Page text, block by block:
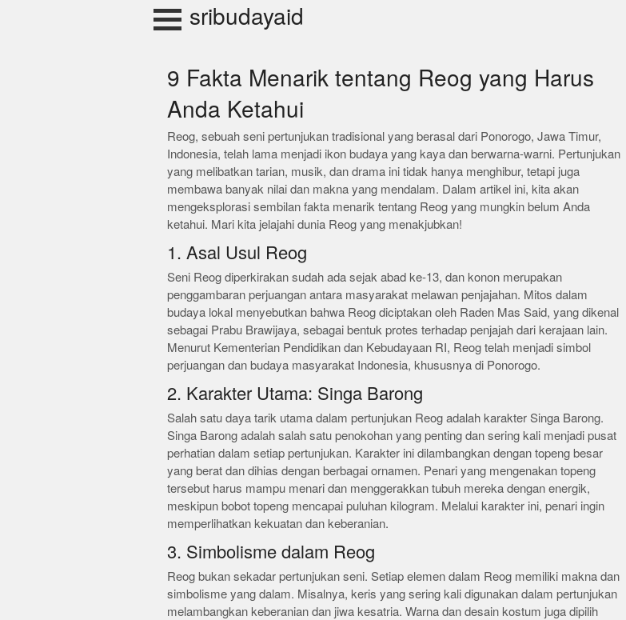
sribudayaid
9 Fakta Menarik tentang Reog yang Harus
Anda Ketahui
Reog, sebuah seni pertunjukan tradisional yang berasal dari Ponorogo, Jawa Timur,
Indonesia, telah lama menjadi ikon budaya yang kaya dan berwarna-warni. Pertunjukan
yang melibatkan tarian, musik, dan drama ini tidak hanya menghibur, tetapi juga
membawa banyak nilai dan makna yang mendalam. Dalam artikel ini, kita akan
mengeksplorasi sembilan fakta menarik tentang Reog yang mungkin belum Anda
ketahui. Mari kita jelajahi dunia Reog yang menakjubkan!
1. Asal Usul Reog
Seni Reog diperkirakan sudah ada sejak abad ke-13, dan konon merupakan
penggambaran perjuangan antara masyarakat melawan penjajahan. Mitos dalam
budaya lokal menyebutkan bahwa Reog diciptakan oleh Raden Mas Said, yang dikenal
sebagai Prabu Brawijaya, sebagai bentuk protes terhadap penjajah dari kerajaan lain.
Menurut Kementerian Pendidikan dan Kebudayaan RI, Reog telah menjadi simbol
perjuangan dan budaya masyarakat Indonesia, khususnya di Ponorogo.
2. Karakter Utama: Singa Barong
Salah satu daya tarik utama dalam pertunjukan Reog adalah karakter Singa Barong.
Singa Barong adalah salah satu penokohan yang penting dan sering kali menjadi pusat
perhatian dalam setiap pertunjukan. Karakter ini dilambangkan dengan topeng besar
yang berat dan dihias dengan berbagai ornamen. Penari yang mengenakan topeng
tersebut harus mampu menari dan menggerakkan tubuh mereka dengan energik,
meskipun bobot topeng mencapai puluhan kilogram. Melalui karakter ini, penari ingin
memperlihatkan kekuatan dan keberanian.
3. Simbolisme dalam Reog
Reog bukan sekadar pertunjukan seni. Setiap elemen dalam Reog memiliki makna dan
simbolisme yang dalam. Misalnya, keris yang sering kali digunakan dalam pertunjukan
melambangkan keberanian dan jiwa kesatria. Warna dan desain kostum juga dipilih